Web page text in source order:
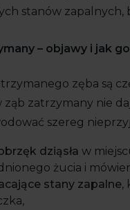
stanów zapalnych,
– objawy i jak
zęba są
ząb zatrzymany nie
szereg
dziąsła w
żucia i
stany zapalne,